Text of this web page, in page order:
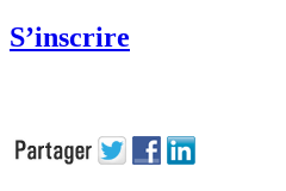
S’inscrire